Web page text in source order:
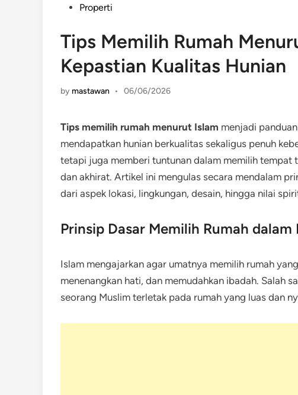
PostedProperti
Tips Memilih Rumah
Kepastian Kualitas Hunian
by mastawan • 06/06/2026
Tips memilih rumah menurut Islam menjadi
mendapatkan hunian berkualitas sekaligus penuh
tetapi juga memberi tuntunan dalam memilih tempat
dan akhirat. Artikel ini mengulas secara mendalam
dari aspek lokasi, lingkungan, desain, hingga nilai
Prinsip Dasar Memilih Rumah dalam
Islam mengajarkan agar umatnya memilih rumah
menenangkan hati, dan memudahkan ibadah. Salah
seorang Muslim terletak pada rumah yang luas dan